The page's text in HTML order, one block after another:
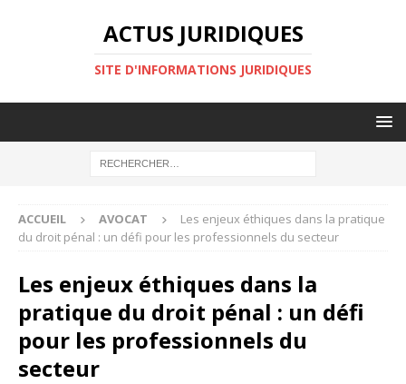
ACTUS JURIDIQUES
SITE D'INFORMATIONS JURIDIQUES
ACCUEIL AVOCAT
Les enjeux éthiques dans la pratique
du droit pénal : un défi pour les professionnels du secteur
Les enjeux éthiques dans la
pratique du droit pénal : un défi
pour les professionnels du
secteur